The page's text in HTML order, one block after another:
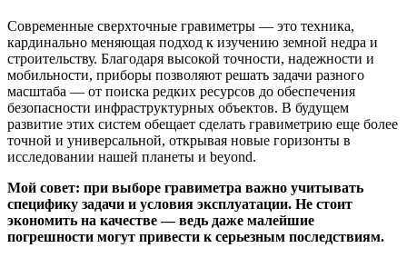
Современные сверхточные гравиметры — это техника,
кардинально меняющая подход к изучению земной недра и
строительству. Благодаря высокой точности, надежности и
мобильности, приборы позволяют решать задачи разного
масштаба — от поиска редких ресурсов до обеспечения
безопасности инфраструктурных объектов. В будущем
развитие этих систем обещает сделать гравиметрию еще более
точной и универсальной, открывая новые горизонты в
исследовании нашей планеты и beyond.
Мой совет: при выборе гравиметра важно учитывать
специфику задачи и условия эксплуатации. Не стоит
экономить на качестве — ведь даже малейшие
погрешности могут привести к серьезным последствиям.